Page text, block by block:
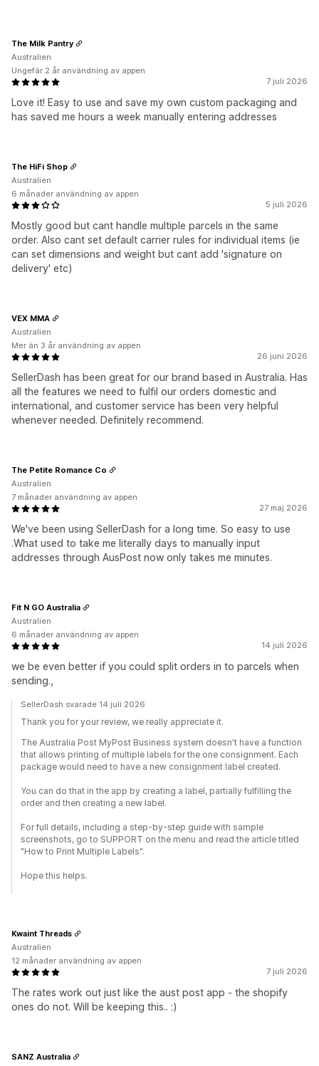
7 juli 2026
Love it! Easy to use and save my own custom packaging and
has saved me hours a week manually entering addresses
The Milk Pantry
Australien
Ungefär 2 år användning av appen
5 juli 2026
Mostly good but cant handle multiple parcels in the same
order. Also cant set default carrier rules for individual items (ie
can set dimensions and weight but cant add 'signature on
delivery' etc)
The HiFi Shop
Australien
6 månader användning av appen
26 juni 2026
SellerDash has been great for our brand based in Australia. Has
all the features we need to fulfil our orders domestic and
international, and customer service has been very helpful
whenever needed. Definitely recommend.
VEX MMA
Australien
Mer än 3 år användning av appen
27 maj 2026
We've been using SellerDash for a long time. So easy to use
.What used to take me literally days to manually input
addresses through AusPost now only takes me minutes.
The Petite Romance Co
Australien
7 månader användning av appen
14 juli 2026
we be even better if you could split orders in to parcels when
sending.,
Fit N GO Australia
Australien
6 månader användning av appen
SellerDash svarade 14 juli 2026
Thank you for your review, we really appreciate it.
The Australia Post MyPost Business system doesn't have a function
that allows printing of multiple labels for the one consignment. Each
package would need to have a new consignment label created.
You can do that in the app by creating a label, partially fulfilling the
order and then creating a new label.
For full details, including a step-by-step guide with sample
screenshots, go to SUPPORT on the menu and read the article titled
"How to Print Multiple Labels".
Hope this helps.
7 juli 2026
The rates work out just like the aust post app - the shopify
ones do not. Will be keeping this.. :)
Kwaint Threads
Australien
12 månader användning av appen
SANZ Australia